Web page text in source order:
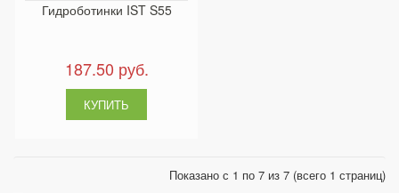
Гидроботинки IST S55
187.50 руб.
Показано с 1 по 7 из 7 (всего 1 страниц)